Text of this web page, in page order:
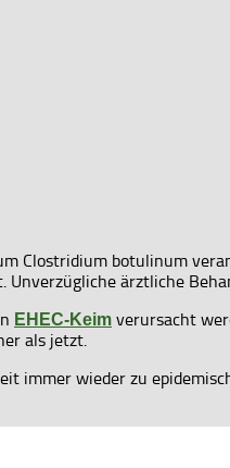
Clostridium botulinum
ärztliche
EHEC-Keim verursacht
als jetzt.
immer wieder zu